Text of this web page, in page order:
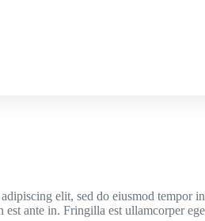
elit, sed do eiusmod
est ante in. Fringilla est ullamcorper